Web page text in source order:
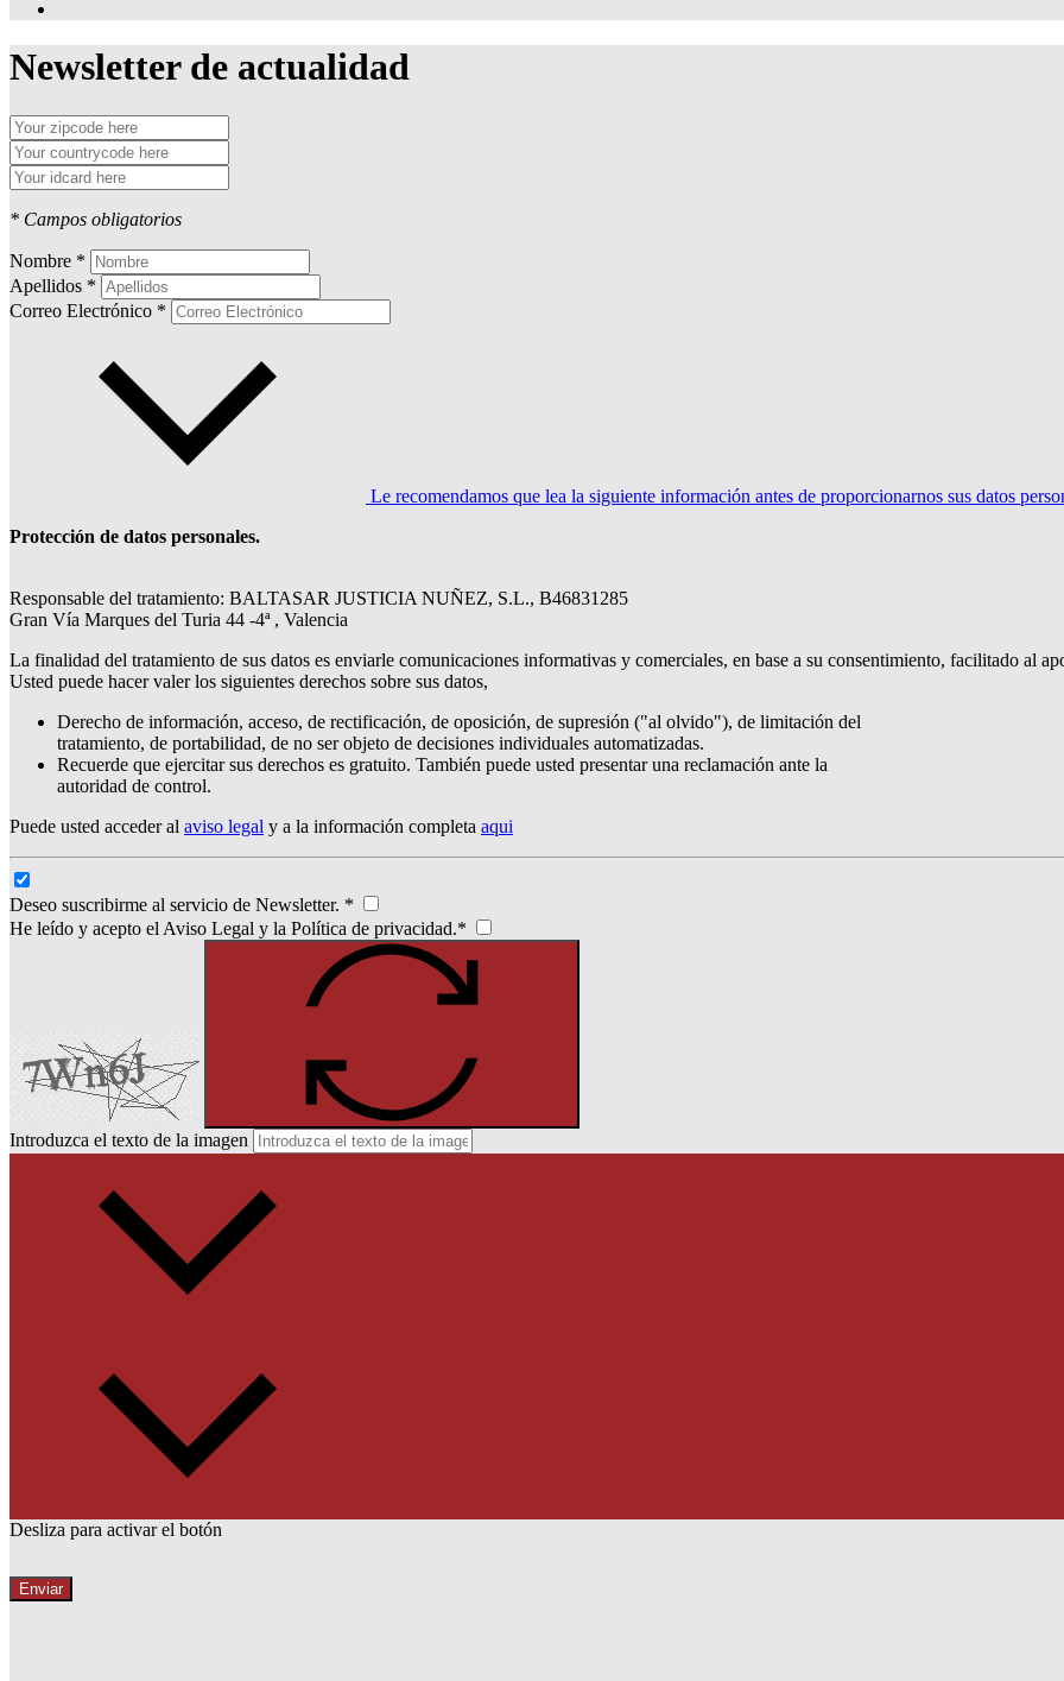
Newsletter de actualidad
* Campos obligatorios
Nombre *
Apellidos *
Correo Electrónico *
Le recomendamos que lea la siguiente información antes de proporcionarnos sus datos
Protección de datos personales.
Responsable del tratamiento: BALTASAR JUSTICIA NUÑEZ, S.L., B46831285
Gran Vía Marques del Turia 44 -4ª , Valencia
La finalidad del tratamiento de sus datos es enviarle comunicaciones informativas y comerciales, en base a su consentimiento, facilitado al
Usted puede hacer valer los siguientes derechos sobre sus datos,
Derecho de información, acceso, de rectificación, de oposición, de supresión ("al olvido"), de limitación del
tratamiento, de portabilidad, de no ser objeto de decisiones individuales automatizadas.
Recuerde que ejercitar sus derechos es gratuito. También puede usted presentar una reclamación ante la
autoridad de control.
Puede usted acceder al aviso legal y a la información completa aqui
Deseo suscribirme al servicio de Newsletter. *
He leído y acepto el Aviso Legal y la Política de privacidad.*
Introduzca el texto de la imagen
Desliza para activar el botón
Enviar